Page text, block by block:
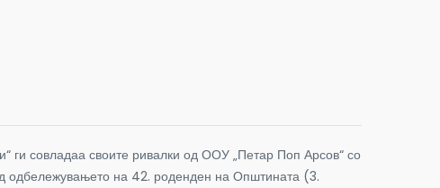
ги совладаа своите ривалки од ООУ „Петар Поп Арсов“ со
одбележувањето на 42. роденден на Општината (3.